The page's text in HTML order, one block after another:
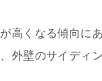
高くなる傾向に
外壁のサイディ